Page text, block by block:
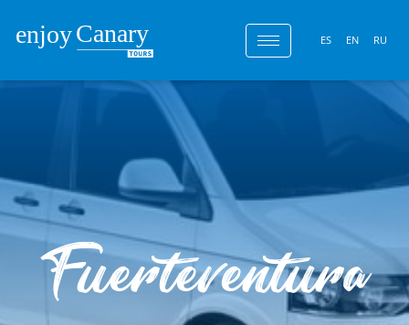
ES EN RU
Fuerteventura